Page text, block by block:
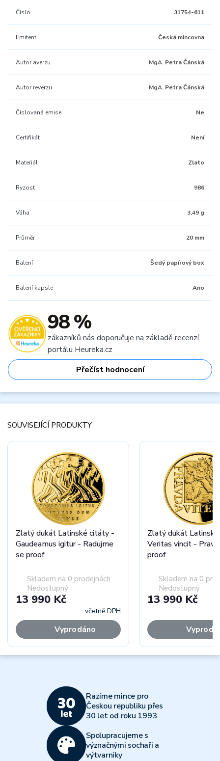
Číslo 31754-611
Emitent Česká mincovna
Autor averzu MgA. Petra Čánská
Autor reverzu MgA. Petra Čánská
Číslovaná emise Ne
Certifikát Není
Materiál Zlato
Ryzost 986
Váha 3,49 g
Průměr 20 mm
Balení Šedý papírový box
Balení kapsle Ano
98 %
zákazníků nás doporučuje na základě recenzí
portálu Heureka.cz
Přečíst hodnocení
SOUVISEJÍCÍ PRODUKTY
Zlatý dukát Latinské citáty -
Gaudeamus igitur - Radujme
se proof
Skladem na 0 prodejnách
Nedostupný
13 990 Kč
včetně DPH
Vyprodáno
Zlatý dukát
Veritas vincit -
proof
Skladem na 0
Nedostupný
13 990 Kč
Razíme mince pro
Českou republiku přes
30 let od roku 1993
Spolupracujeme s
význačnými sochaři a
výtvarníky